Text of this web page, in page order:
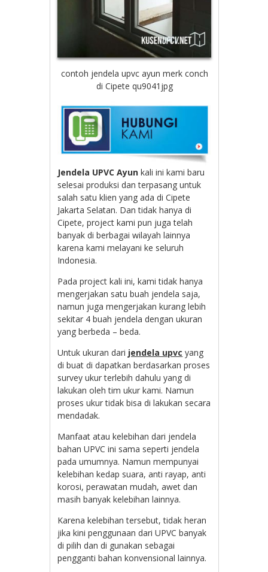
contoh jendela upvc ayun merk conch
di Cipete qu9041jpg
Jendela UPVC Ayun kali ini kami baru
selesai produksi dan terpasang untuk
salah satu klien yang ada di Cipete
Jakarta Selatan. Dan tidak hanya di
Cipete, project kami pun juga telah
banyak di berbagai wilayah lainnya
karena kami melayani ke seluruh
Indonesia.
Pada project kali ini, kami tidak hanya
mengerjakan satu buah jendela saja,
namun juga mengerjakan kurang lebih
sekitar 4 buah jendela dengan ukuran
yang berbeda – beda.
Untuk ukuran dari jendela upvc yang
di buat di dapatkan berdasarkan proses
survey ukur terlebih dahulu yang di
lakukan oleh tim ukur kami. Namun
proses ukur tidak bisa di lakukan secara
mendadak.
Manfaat atau kelebihan dari jendela
bahan UPVC ini sama seperti jendela
pada umumnya. Namun mempunyai
kelebihan kedap suara, anti rayap, anti
korosi, perawatan mudah, awet dan
masih banyak kelebihan lainnya.
Karena kelebihan tersebut, tidak heran
jika kini penggunaan dari UPVC banyak
di pilih dan di gunakan sebagai
pengganti bahan konvensional lainnya.